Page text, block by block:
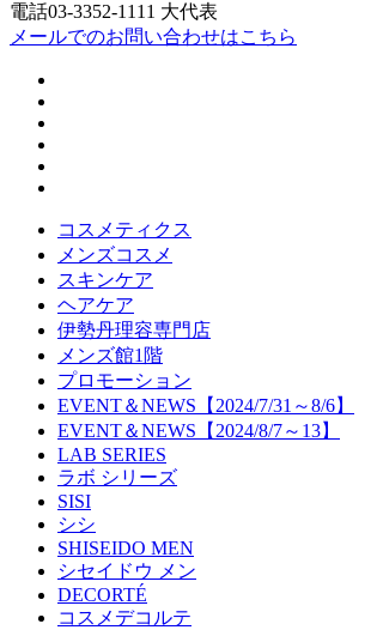
電話03-3352-1111 大代表
メールでのお問い合わせはこちら
コスメティクス
メンズコスメ
スキンケア
ヘアケア
伊勢丹理容専門店
メンズ館1階
プロモーション
EVENT＆NEWS【2024/7/31～8/6】
EVENT＆NEWS【2024/8/7～13】
LAB SERIES
ラボ シリーズ
SISI
シシ
SHISEIDO MEN
シセイドウ メン
DECORTÉ
コスメデコルテ